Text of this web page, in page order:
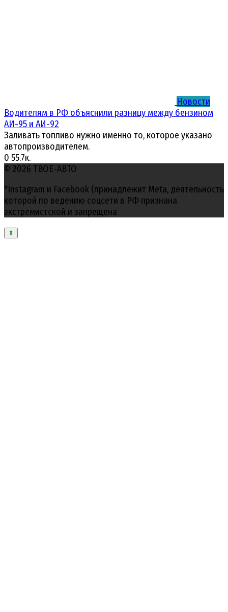
Новости
Водителям в РФ объяснили разницу между бензином
АИ-95 и АИ-92
Заливать топливо нужно именно то, которое указано
автопроизводителем.
0 55.7к.
© 2026 ТВОЕ-АВТО
*Instagram и Facebook (принадлежит Meta, деятельность
которой по ведению соцсети в РФ признана
экстремистской и запрещена